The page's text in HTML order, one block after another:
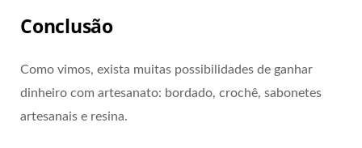
Conclusão
Como vimos, exista muitas possibilidades de ganhar
dinheiro com artesanato: bordado, crochê, sabonetes
artesanais e resina.